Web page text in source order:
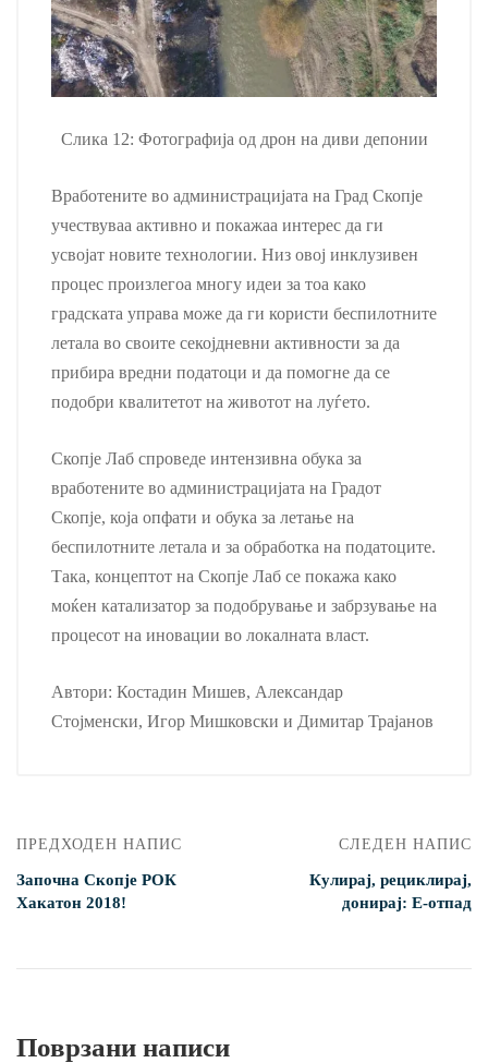
Слика 12: Фотографија од дрон на диви депонии
Вработените во администрацијата на Град Скопје
учествуваа активно и покажаа интерес да ги
усвојат новите технологии. Низ овој инклузивен
процес произлегоа многу идеи за тоа како
градската управа може да ги користи беспилотните
летала во своите секојдневни активности за да
прибира вредни податоци и да помогне да се
подобри квалитетот на животот на луѓето.
Скопје Лаб спроведе интензивна обука за
вработените во администрацијата на Градот
Скопје, која опфати и обука за летање на
беспилотните летала и за обработка на податоците.
Така, концептот на Скопје Лаб се покажа како
моќен катализатор за подобрување и забрзување на
процесот на иновации во локалната власт.
Автори: Костадин Мишев, Александар
Стојменски, Игор Мишковски и Димитар Трајанов
ПРЕДХОДЕН НАПИС
Започна Скопје РОК
Хакатон 2018!
СЛЕДЕН НАПИС
Кулирај, рециклирај,
донирaj: Е-отпад
Поврзани написи